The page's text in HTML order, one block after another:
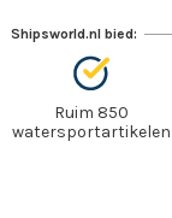
Shipsworld.nl bied:
Ruim 850
watersportartikelen